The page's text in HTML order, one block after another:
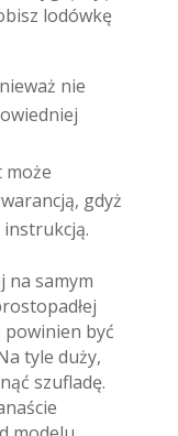
lodówkę
nie
może
gdyż
instrukcją.
na samym
powinien być
tyle duży,
szufladę.